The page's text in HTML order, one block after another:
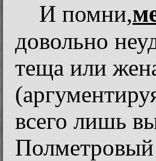
И помни,
довольно
теща или
всего лишь